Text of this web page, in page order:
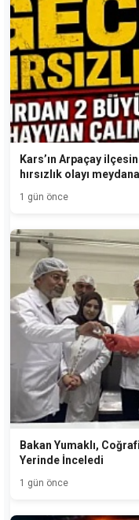
Kars’ın Arpaçay
hırsızlık olayı
1 gün önce
Bakan Yumaklı,
Yerinde İnceledi
1 gün önce